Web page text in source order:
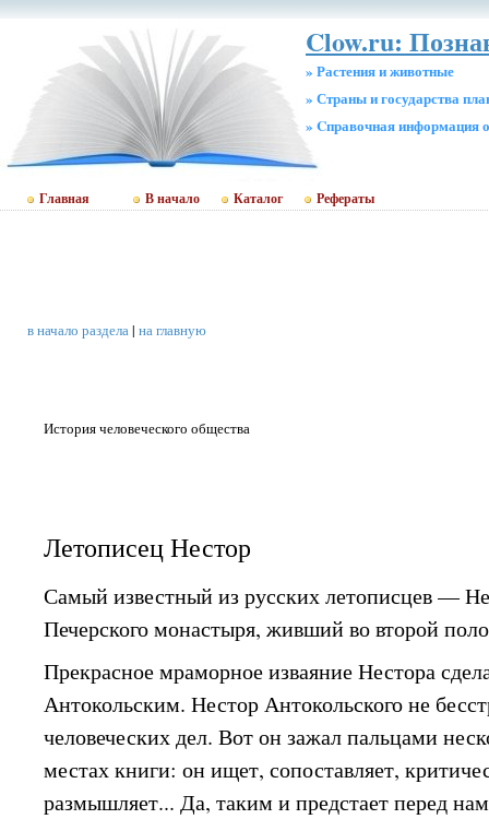
Clow.ru:
» Растения и животные
» Страны и государства
» Cправочная информация
Главная В начало Каталог Рефераты
в начало раздела| на главную
История человеческого общества
Летописец Нестор
Самый известный из русских летописцев —
Печерского монастыря, живший во второй
Прекрасное мраморное изваяние Нестора
Антокольским. Нестор Антокольского не
человеческих дел. Вот он зажал пальцами
местах книги: он ищет, сопоставляет,
размышляет... Да, таким и предстает перед